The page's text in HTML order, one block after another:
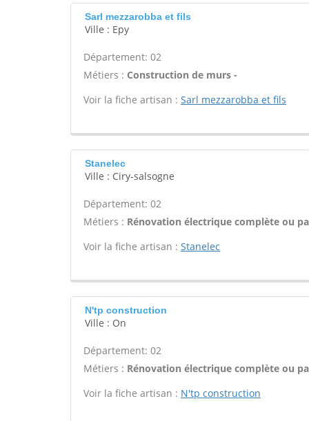
Sarl mezzarobba et fils
Ville : Epy
Département: 02
Métiers : Construction de murs -
Voir la fiche artisan : Sarl mezzarobba et fils
Stanelec
Ville : Ciry-salsogne
Département: 02
Métiers : Rénovation électrique complète ou
Voir la fiche artisan : Stanelec
N'tp construction
Ville : On
Département: 02
Métiers : Rénovation électrique complète ou
Voir la fiche artisan : N'tp construction